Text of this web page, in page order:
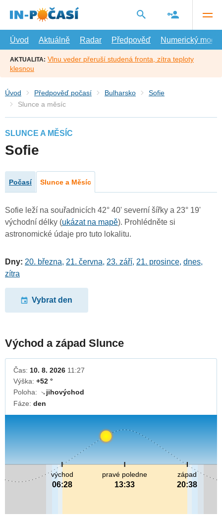
hlavní
Úvod
Aktuálně Radar Předpověď Numerický model
AKTUALITA: Vlnu veder přeruší studená fronta, zítra teploty
klesnou
Úvod Předpověď počasí Bulharsko
Sofie
Slunce a měsíc
SLUNCE A MĚSÍC
Sofie
Počasí Slunce a Měsíc
Sofie leží na souřadnicích 42° 40' severní šířky a 23° 19'
východní délky (ukázat na mapě). Prohlédněte si
astronomické údaje pro tuto lokalitu.
Dny: 20. března, 21. června, 23. září, 21. prosince, dnes,
zítra
Vybrat den
Východ a západ Slunce
Čas: 10. 8. 2026 11:27
Výška: +52 °
Poloha:
↓jihovýchod
Fáze: den
pravé poledne
13:33
východ
06:28
západ
20:38